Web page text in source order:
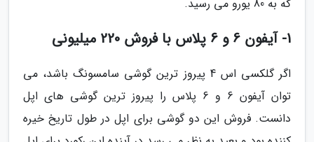
که به 80 یورو می رسید.
1- آیفون 6 و 6 پلاس با فروش 220 میلیونی
اگر گلکسی اس 4 پیروز ترین گوشی سامسونگ باشد، می
توان آیفون 6 و 6 پلاس را پیروز ترین گوشی های اپل
دانست. فروش این دو گوشی برای اپل در طول تاریخ خیره